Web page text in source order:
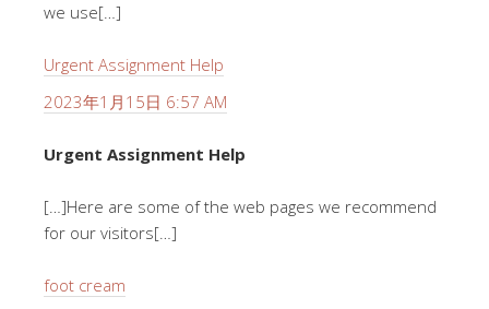
we use[…]
Urgent Assignment Help
2023年1月15日 6:57 AM
Urgent Assignment Help
[…]Here are some of the web pages we recommend
for our visitors[…]
foot cream